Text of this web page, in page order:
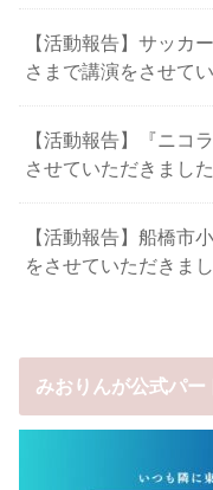
【活動報告】サッカ
さまで講演をさせて
【活動報告】『ニコ
させていただきました
【活動報告】船橋市
をさせていただきま
みおりんが公式パー